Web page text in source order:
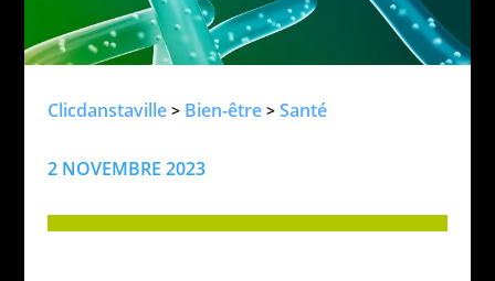
Clicdanstaville> Bien-être> Santé
2 NOVEMBRE 2023